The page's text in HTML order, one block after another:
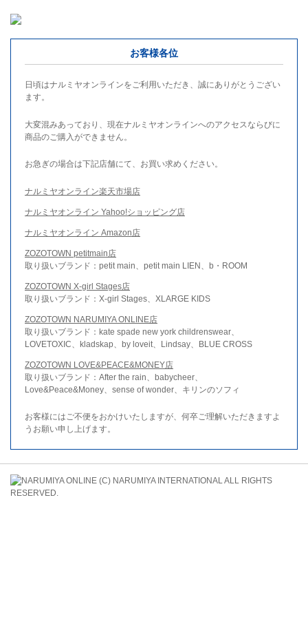
お客様各位
日頃はナルミヤオンラインをご利用いただき、誠にありがとうござい
ます。
大変混みあっており、現在ナルミヤオンラインへのアクセスならびに
商品のご購入ができません。
お急ぎの場合は下記店舗にて、お買い求めください。
ナルミヤオンライン楽天市場店
ナルミヤオンライン Yahoo!ショッピング店
ナルミヤオンライン Amazon店
ZOZOTOWN petitmain店
取り扱いブランド：petit main、petit main LIEN、b・ROOM
ZOZOTOWN X-girl Stages店
取り扱いブランド：X-girl Stages、XLARGE KIDS
ZOZOTOWN NARUMIYA ONLINE店
取り扱いブランド：kate spade new york childrenswear、
LOVETOXIC、kladskap、by loveit、Lindsay、BLUE CROSS
ZOZOTOWN LOVE&PEACE&MONEY店
取り扱いブランド：After the rain、babycheer、
Love&Peace&Money、sense of wonder、キリンのソフィ
お客様にはご不便をおかけいたしますが、何卒ご理解いただきますよ
うお願い申し上げます。